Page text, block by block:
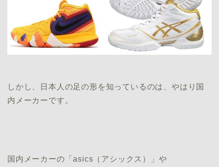
しかし、日本人の足の形を知っているのは、やはり国
内メーカーです。
国内メーカーの「asics（アシックス）」や